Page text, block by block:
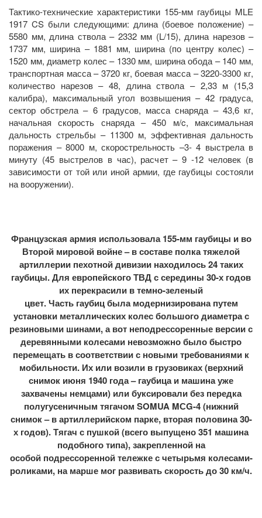
Тактико-технические характеристики 155-мм гаубицы MLE
1917 CS были следующими: длина (боевое положение) –
5580 мм, длина ствола – 2332 мм (L/15), длина нарезов –
1737 мм, ширина – 1881 мм, ширина (по центру колес) –
1520 мм, диаметр колес – 1330 мм, ширина обода – 140 мм,
транспортная масса – 3720 кг, боевая масса – 3220-3300 кг,
количество нарезов – 48, длина ствола – 2,33 м (15,3
калибра), максимальный угол возвышения – 42 градуса,
сектор обстрела – 6 градусов, масса снаряда – 43,6 кг,
начальная скорость снаряда – 450 м/c, максимальная
дальность стрельбы – 11300 м, эффективная дальность
поражения – 8000 м, скорострельность –3- 4 выстрела в
минуту (45 выстрелов в час), расчет – 9 -12 человек (в
зависимости от той или иной армии, где гаубицы состояли
на вооружении).
Французская армия использовала 155-мм гаубицы и во
Второй мировой войне – в составе полка тяжелой
артиллерии пехотной дивизии находилось 24 таких
гаубицы. Для европейского ТВД с середины 30-х годов
их перекрасили в темно-зеленый
цвет. Часть гаубиц была модернизирована путем
установки металлических колес большого диаметра с
резиновыми шинами, а вот неподрессоренные версии с
деревянными колесами невозможно было быстро
перемещать в соответствии с новыми требованиями к
мобильности. Их или возили в грузовиках (верхний
снимок июня 1940 года – гаубица и машина уже
захвачены немцами) или буксировали без передка
полугусеничным тягачом SOMUA MСG-4 (нижний
снимок – в артиллерийском парке, вторая половина 30-
х годов). Тягач с пушкой (всего выпущено 351 машина
подобного типа), закрепленной на
особой подрессоренной тележке с четырьмя колесами-
роликами, на марше мог развивать скорость до 30 км/ч.